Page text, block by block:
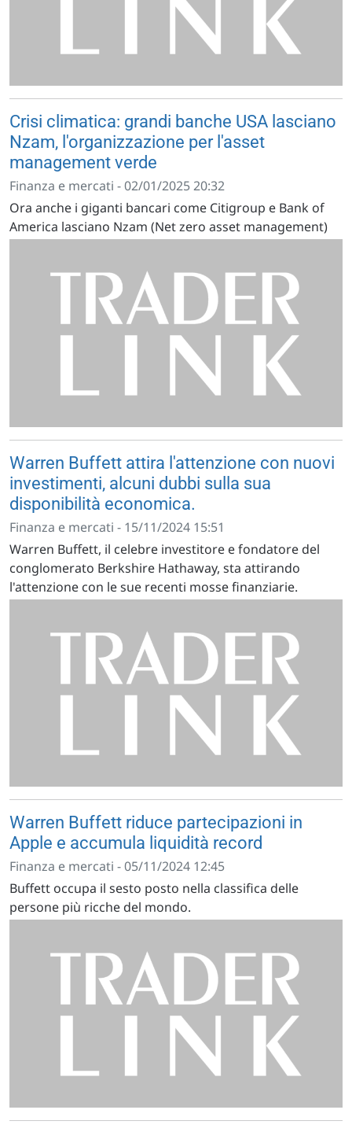
Crisi climatica: grandi banche USA lasciano
Nzam, l'organizzazione per l'asset
management verde
Finanza e mercati - 02/01/2025 20:32
Ora anche i giganti bancari come Citigroup e Bank of
America lasciano Nzam (Net zero asset management)
Warren Buffett attira l'attenzione con nuovi
investimenti, alcuni dubbi sulla sua
disponibilità economica.
Finanza e mercati - 15/11/2024 15:51
Warren Buffett, il celebre investitore e fondatore del
conglomerato Berkshire Hathaway, sta attirando
l'attenzione con le sue recenti mosse finanziarie.
Warren Buffett riduce partecipazioni in
Apple e accumula liquidità record
Finanza e mercati - 05/11/2024 12:45
Buffett occupa il sesto posto nella classifica delle
persone più ricche del mondo.